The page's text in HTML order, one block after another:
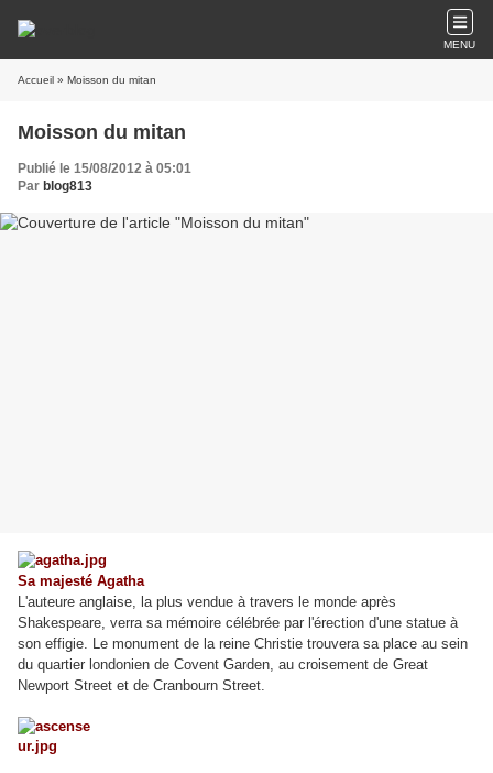
MENU
Accueil » Moisson du mitan
Moisson du mitan
Publié le 15/08/2012 à 05:01
Par blog813
Sa majesté Agatha
L'auteure anglaise, la plus vendue à travers le monde après
Shakespeare, verra sa mémoire célébrée par l'érection d'une statue à
son effigie. Le monument de la reine Christie trouvera sa place au sein
du quartier londonien de Covent Garden, au croisement de Great
Newport Street et de Cranbourn Street.